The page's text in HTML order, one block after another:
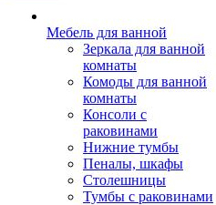
Мебель для ванной
Зеркала для ванной
комнаты
Комоды для ванной
комнаты
Консоли с
раковинами
Нижние тумбы
Пеналы, шкафы
Столешницы
Тумбы с раковинами